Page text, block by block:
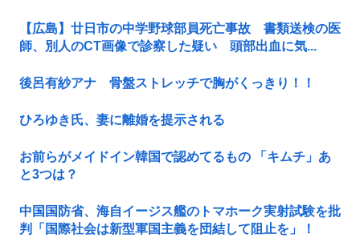
【広島】廿日市の中学野球部員死亡事故 書類送検の医
師、別人のCT画像で診察した疑い 頭部出血に気...
後呂有紗アナ 骨盤ストレッチで胸がくっきり！！
ひろゆき氏、妻に離婚を提示される
お前らがメイドイン韓国で認めてるもの 「キムチ」あ
と3つは？
中国国防省、海自イージス艦のトマホーク実射試験を批
判「国際社会は新型軍国主義を団結して阻止を」！